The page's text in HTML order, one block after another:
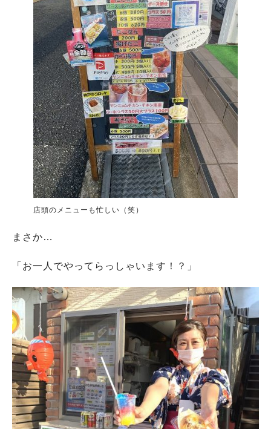
店頭のメニューも忙しい（笑）
まさか…
「お一人でやってらっしゃいます！？」